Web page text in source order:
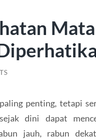
penting, tetapi
dini dapat
jauh, rabun